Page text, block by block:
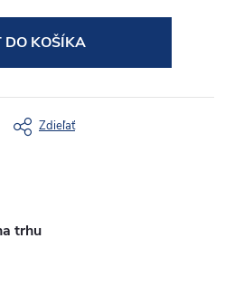
DO KOŠÍKA
Zdieľať
trhu